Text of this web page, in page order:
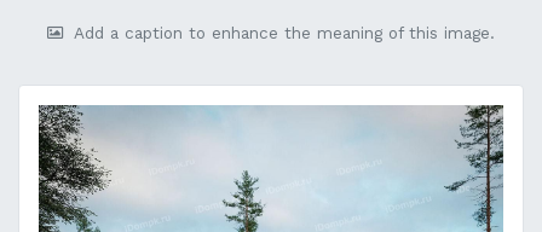
Add a caption to enhance the meaning of this image.